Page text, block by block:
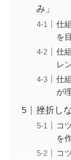
み」
仕
を
仕
レ
仕
が
挫折し
コ
を
コ